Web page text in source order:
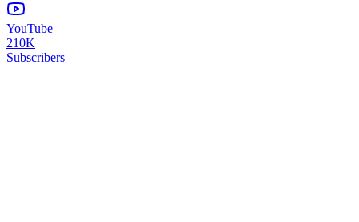
YouTube
210K
Subscribers